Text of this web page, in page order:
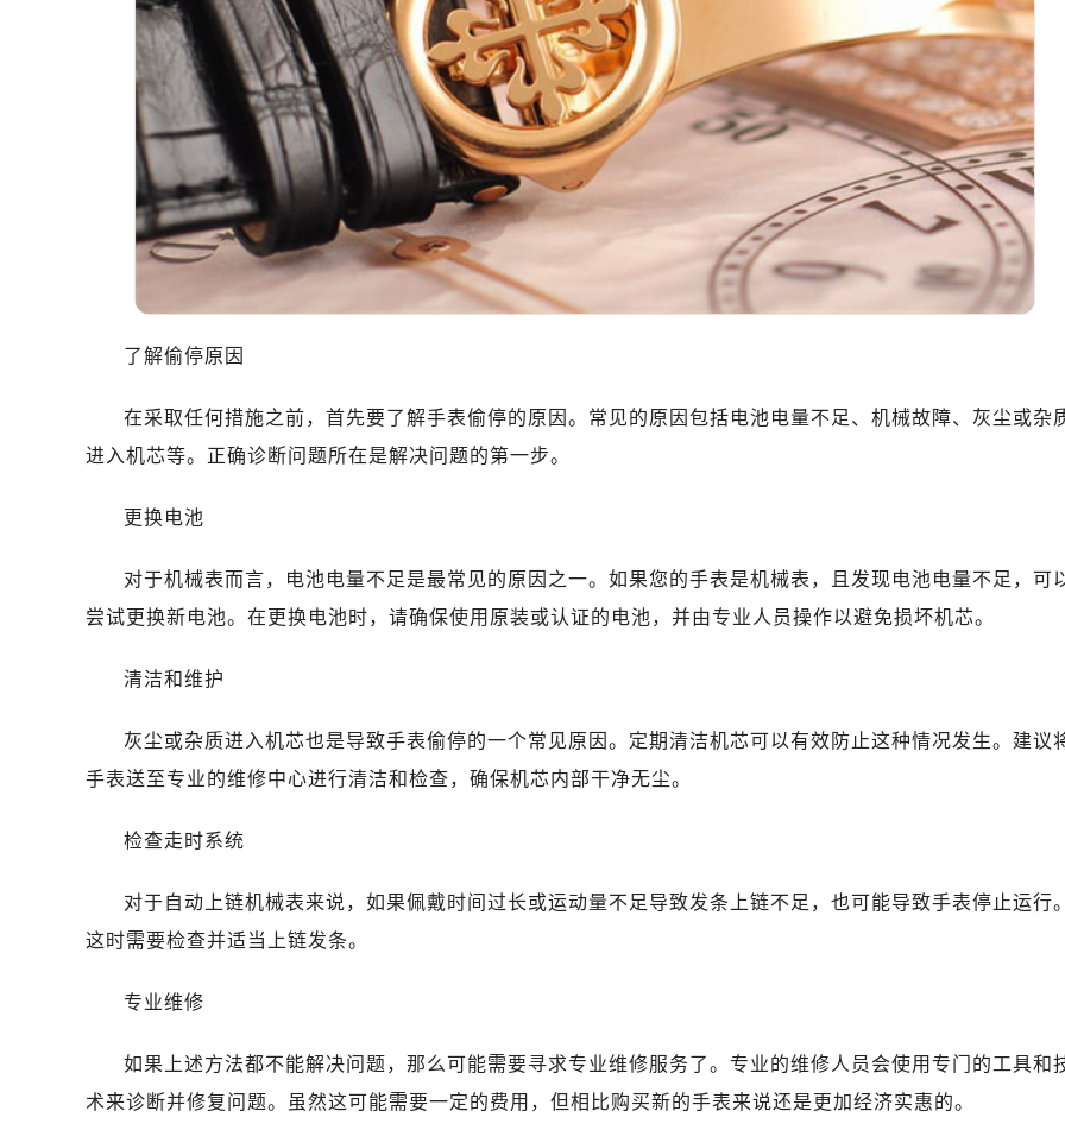
郑州市二七区民主路10号华润大厦29层2905室（需提前预约）
太原市迎泽区迎泽街道解放路15号亨得利名表维修授权店3楼（需提前预约）
沈阳市沈河区中街路137号亨得利名表维修授权店1楼（需提前预约）
沈阳市沈河区中街路83号亨得利名表维修授权店1楼（需提前预约）
乌鲁木齐市天山区红山路26号时代广场（CCMALL）C座17层17-B（需提前预约）
温州市鹿城区锦绣路1067号置信广场10层1015室（需提前预约）
哈尔滨市南岗区东大直街146号上和置地广场金座12层1214室（需提前预约）
大连市中山区人民路15号国际金融大厦7层G室（需提前预约）
佛山市禅城区季华五路57号万科金融中心C座12层1205室（需提前预约）
东莞市东城街道鸿福东路1号民盈国贸中心T1写字楼9层907室（需提前预约）
无锡市梁溪区人民中路139号恒隆广场写字楼1座11层1104室（需提前预约）
苏州市苏州工业园区星港街199号苏州中心办公楼C座22层08室（需提前预约）
武汉市江汉区解放大道686号世界贸易大厦38层09室（需提前预约）
青岛市南区山东路6号华润大厦B座22层04室（需提前预约）
烟台市芝罘区胜利路139号万达金融中心A座907室（需提前预约）
贵阳市南明区都司高架桥路33号亨特国际金融中心14楼14D（需提前预约）
石家庄市长安区中山东路39号勒泰中心写字楼B座13层07室（需提前预约）
西安市碑林区南关正街88号华侨城长安国际中心E座6楼10室（需提前预约）
唐山市路南区新华东道100号万达广场写字楼A座10层1002室（需提前预约）
黑龙江省鹤岗市向阳区红军路百达翡丽售后服务中心（需提前预约）
黑龙江省黑河市爱辉区中央街百达翡丽售后服务中心（需提前预约）
黑龙江省七台河市桃山区大同街百达翡丽售后服务中心（需提前预约）
黑龙江省齐齐哈尔市龙沙区龙华路百达翡丽售后服务中心（需提前预约）
了解偷停原因
在采取任何措施之前，首先要了解手表偷停的原因。常见的原因包括电池电量不足、机械故障、灰尘或杂
进入机芯等。正确诊断问题所在是解决问题的第一步。
更换电池
对于机械表而言，电池电量不足是最常见的原因之一。如果您的手表是机械表，且发现电池电量不足，可
尝试更换新电池。在更换电池时，请确保使用原装或认证的电池，并由专业人员操作以避免损坏机芯。
清洁和维护
灰尘或杂质进入机芯也是导致手表偷停的一个常见原因。定期清洁机芯可以有效防止这种情况发生。建议
手表送至专业的维修中心进行清洁和检查，确保机芯内部干净无尘。
检查走时系统
对于自动上链机械表来说，如果佩戴时间过长或运动量不足导致发条上链不足，也可能导致手表停止运行。
这时需要检查并适当上链发条。
专业维修
如果上述方法都不能解决问题，那么可能需要寻求专业维修服务了。专业的维修人员会使用专门的工具和
术来诊断并修复问题。虽然这可能需要一定的费用，但相比购买新的手表来说还是更加经济实惠的。